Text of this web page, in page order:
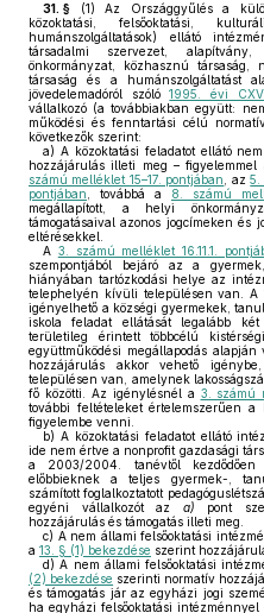
31. § (1) Az Országgyűlés a
közoktatási, felsőoktatási,
humánszolgáltatások) ellátó
társadalmi szervezet, alapítvány,
önkormányzat, közhasznú társaság,
társaság és a humánszolgáltatást
jövedelemadóról szóló1995. évi
vállalkozó (a továbbiakban együtt:
működési és fenntartási célú
következők szerint:
a) A közoktatási feladatot ellátó
hozzájárulás illeti meg – figyelemmel
számú melléklet 15–17. pontjában
, az5.
pontjában , továbbá a 8. számú
megállapított, a helyi
támogatásaival azonos jogcímeken és
eltérésekkel.
A 3. számú melléklet 16.11.1.
szempontjából bejáró az a
hiányában tartózkodási helye az
telephelyén kívüli településen van. A
igényelhető a községi gyermekek,
iskola feladat ellátását legalább
területileg érintett többcélú
együttműködési megállapodás
hozzájárulás akkor vehető
településen van, amelynek
fő közötti. Az igénylésnél a 3. számú
további feltételeket értelemszerűen
figyelembe venni.
b) A közoktatási feladatot ellátó
ide nem értve a nonprofit gazdasági
a 2003/2004. tanévtől
előbbieknek a teljes gyermek-,
számított foglalkoztatott
egyéni vállalkozót az a) pont
hozzájárulás és támogatás illeti meg.
c) A nem állami felsőoktatási
a 13. § (1) bekezdése szerint
d) A nem állami felsőoktatási
(2) bekezdése szerinti normatív
és támogatás jár az egyházi jogi
ha egyházi felsőoktatási intézménnyel